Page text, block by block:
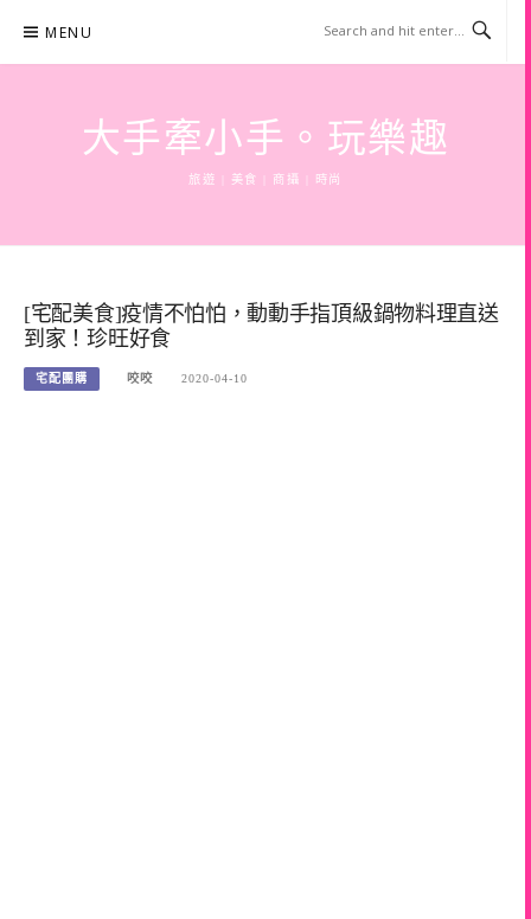
content
MENU
大手牽小手。玩樂趣
旅遊 | 美食 | 商攝 | 時尚
[宅配美食]疫情不怕怕，動動手指頂級鍋物料理直送
到家！珍旺好食
宅配團購 咬咬 2020-04-10